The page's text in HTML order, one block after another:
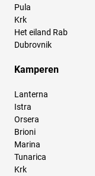
Pula
Krk
Het eiland Rab
Dubrovnik
Kamperen
Lanterna
Istra
Orsera
Brioni
Marina
Tunarica
Krk